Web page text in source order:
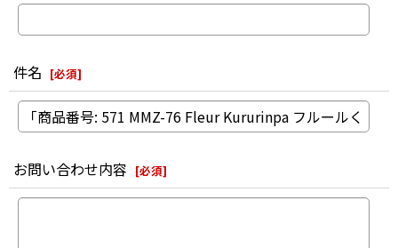
件名 [必須]
お問い合わせ内容 [必須]